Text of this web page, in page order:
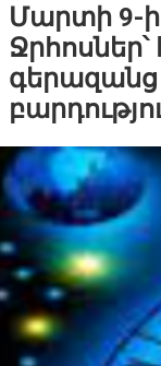
Մարտի 9-ի
Ջրհոսներ՝
գերազանց